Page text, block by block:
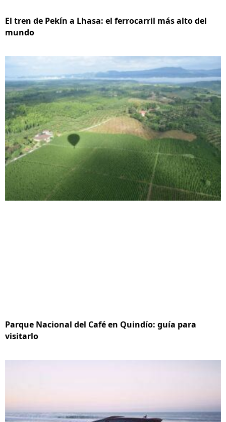
El tren de Pekín a Lhasa: el ferrocarril más alto del
mundo
Parque Nacional del Café en Quindío: guía para
visitarlo